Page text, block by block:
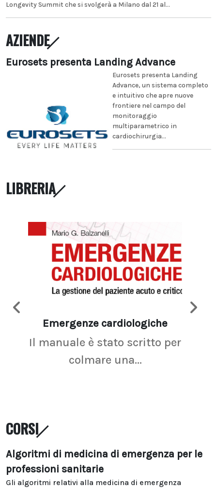
Longevity Summit che si svolgerà a Milano dal 21 al...
AZIENDE
Eurosets presenta Landing Advance
Eurosets presenta Landing
Advance, un sistema completo
e intuitivo che apre nuove
frontiere nel campo del
monitoraggio
multiparametrico in
cardiochirurgia...
LIBRERIA
Emergenze cardiologiche
Il manuale è stato scritto per
colmare una...
CORSI
Algoritmi di medicina di emergenza per le
professioni sanitarie
Gli algoritmi relativi alla medicina di emergenza